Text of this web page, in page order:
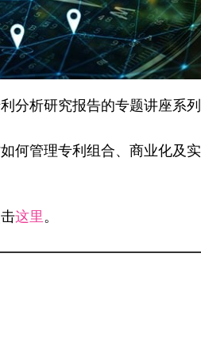
分析研究报告的专题讲座系
何管理专利组合、商业化及
这里 。